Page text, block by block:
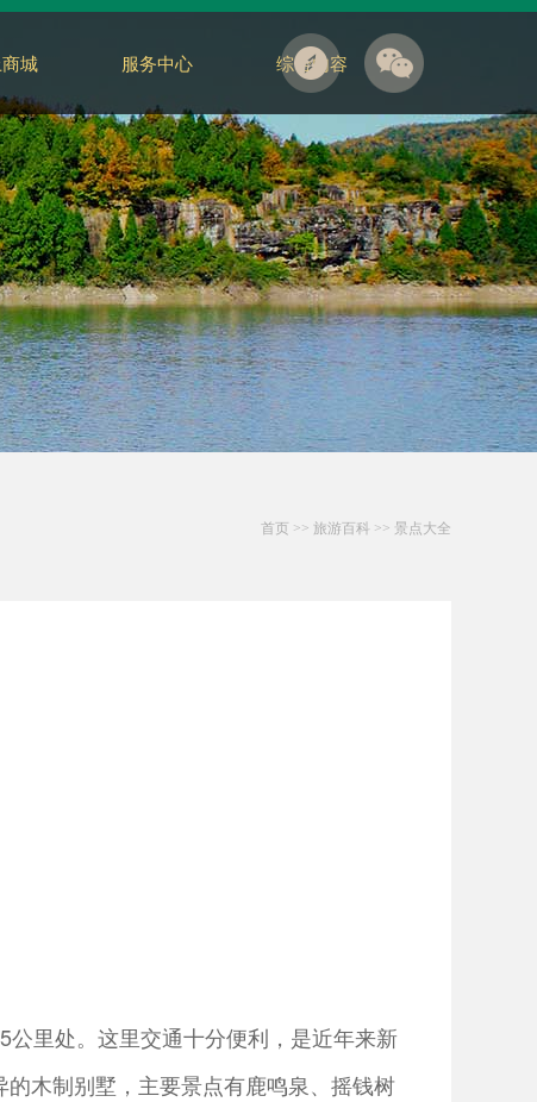
城 服务中心 综合内容
首页 >> 旅游百科 >> 景点大全
里处。这里交通十分便利，是近年来新
木制别墅，主要景点有鹿鸣泉、摇钱树